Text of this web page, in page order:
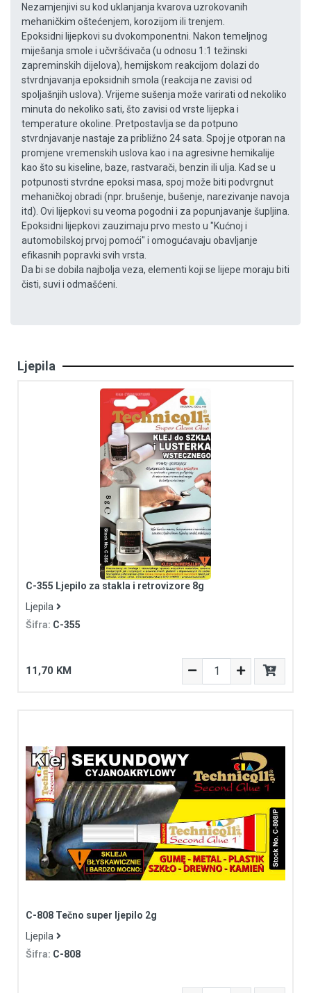
Nezamjenjivi su kod uklanjanja kvarova uzrokovanih
mehaničkim oštećenjem, korozijom ili trenjem.
Epoksidni lijepkovi su dvokomponentni. Nakon temeljnog
miješanja smole i učvršćivača (u odnosu 1:1 težinski
zapreminskih dijelova), hemijskom reakcijom dolazi do
stvrdnjavanja epoksidnih smola (reakcija ne zavisi od
spoljašnjih uslova). Vrijeme sušenja može varirati od nekoliko
minuta do nekoliko sati, što zavisi od vrste lijepka i
temperature okoline. Pretpostavlja se da potpuno
stvrdnjavanje nastaje za približno 24 sata. Spoj je otporan na
promjene vremenskih uslova kao i na agresivne hemikalije
kao što su kiseline, baze, rastvarači, benzin ili ulja. Kad se u
potpunosti stvrdne epoksi masa, spoj može biti podvrgnut
mehaničkoj obradi (npr. brušenje, bušenje, narezivanje navoja
itd). Ovi lijepkovi su veoma pogodni i za popunjavanje šupljina.
Epoksidni lijepkovi zauzimaju prvo mesto u "Kućnoj i
automobilskoj prvoj pomoći" i omogućavaju obavljanje
efikasnih popravki svih vrsta.
Da bi se dobila najbolja veza, elementi koji se lijepe moraju biti
čisti, suvi i odmašćeni.
Ljepila
C-355 Ljepilo za stakla i retrovizore 8g
Ljepila
Šifra: C-355
11,70 KM
C-808 Tečno super ljepilo 2g
Ljepila
Šifra: C-808